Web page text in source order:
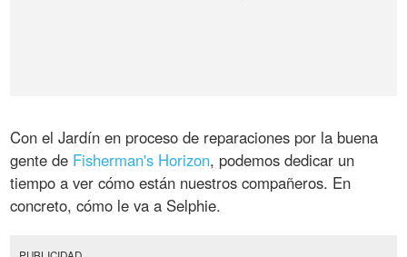
Con el Jardín en proceso de reparaciones por la buena
gente de Fisherman's Horizon, podemos dedicar un
tiempo a ver cómo están nuestros compañeros. En
concreto, cómo le va a Selphie.